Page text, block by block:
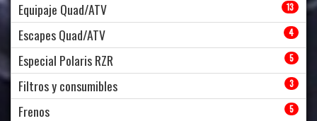
Equipaje Quad/ATV 13
Escapes Quad/ATV 4
Especial Polaris RZR 5
Filtros y consumibles 3
Frenos 5